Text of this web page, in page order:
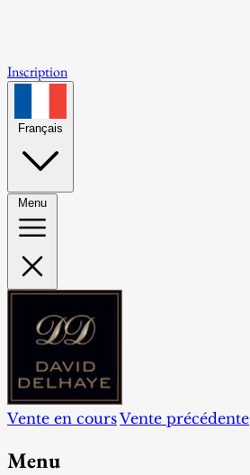
Inscription
Français
Menu
Vente en coursVente précédente
Menu